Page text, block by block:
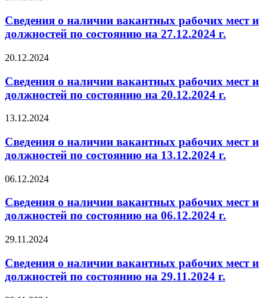
Сведения о наличии вакантных рабочих мест и
должностей по состоянию на 27.12.2024 г.
20.12.2024
Сведения о наличии вакантных рабочих мест и
должностей по состоянию на 20.12.2024 г.
13.12.2024
Сведения о наличии вакантных рабочих мест и
должностей по состоянию на 13.12.2024 г.
06.12.2024
Сведения о наличии вакантных рабочих мест и
должностей по состоянию на 06.12.2024 г.
29.11.2024
Сведения о наличии вакантных рабочих мест и
должностей по состоянию на 29.11.2024 г.